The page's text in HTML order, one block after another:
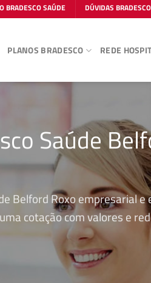
BRADESCO SAÚDE DÚVIDAS
PLANOS BRADESCO REDE
Saúde
Belford Roxo empresarial
cotação com valores e